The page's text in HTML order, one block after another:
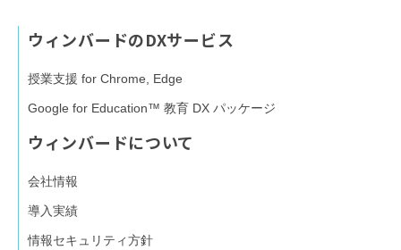
ウィンバードのDXサービス
授業支援 for Chrome, Edge
Google for Education™ 教育 DX パッケージ
ウィンバードについて
会社情報
導入実績
情報セキュリティ方針